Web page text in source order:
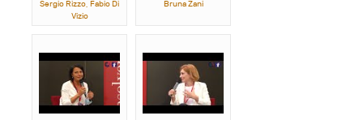
Sergio Rizzo, Fabio Di
Vizio
Bruna Zani